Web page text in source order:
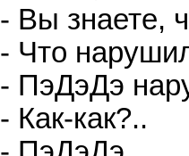
- Вы знаете,
- Что
- ПэДэДэ
- Как-как?..